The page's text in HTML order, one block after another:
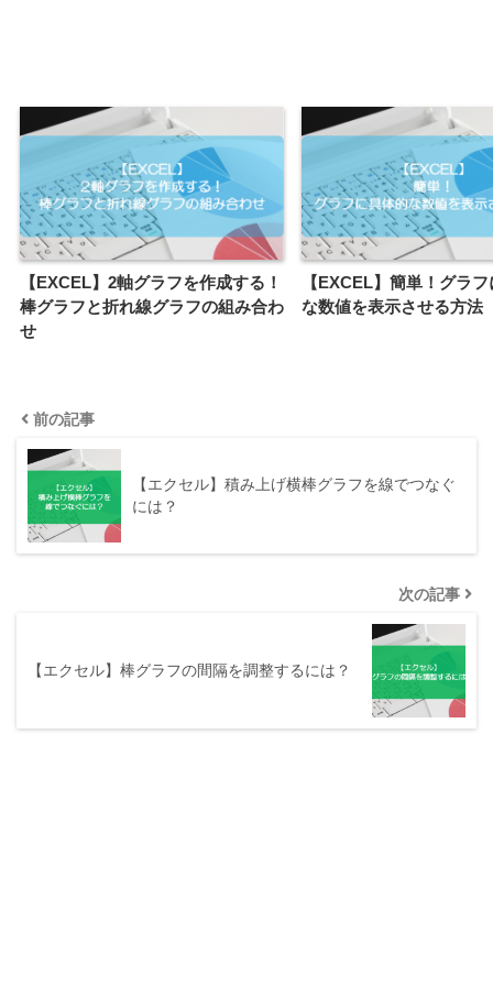
【EXCEL】2軸グラフを作成する！
棒グラフと折れ線グラフの組み合わ
せ
【EXCEL】簡単！グラ
な数値を表示させる方法
前の記事
【エクセル】積み上げ横棒グラフを線でつなぐ
には？
次の記事
【エクセル】棒グラフの間隔を調整するには？